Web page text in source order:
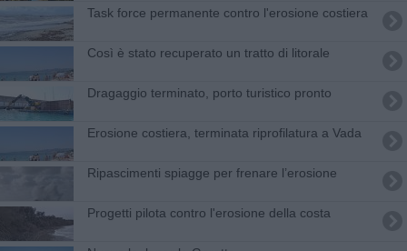
Task force permanente contro l'erosione costiera
Così è stato recuperato un tratto di litorale
Dragaggio terminato, porto turistico pronto
Erosione costiera, terminata riprofilatura a Vada
Ripascimenti spiagge per frenare l’erosione
Progetti pilota contro l'erosione della costa